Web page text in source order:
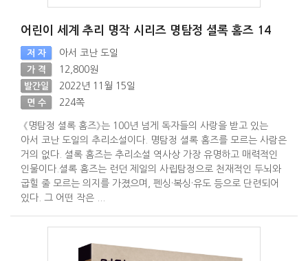
어린이 세계 추리 명작 시리즈 명탐정 셜록 홈즈 14
저 자 아서 코난 도일
가 격 12,800원
발간일 2022년 11월 15일
면 수 224쪽
《명탐정 셜록 홈즈》는 100년 넘게 독자들의 사랑을 받고 있는
아서 코난 도일의 추리소설이다. 명탐정 셜록 홈즈를 모르는 사람은
거의 없다. 셜록 홈즈는 추리소설 역사상 가장 유명하고 매력적인
인물이다.셜록 홈즈는 런던 제일의 사립탐정으로 천재적인 두뇌와
굽힐 줄 모르는 의지를 가졌으며, 펜싱·복싱·유도 등으로 단련되어
있다. 그 어떤 작은 ...